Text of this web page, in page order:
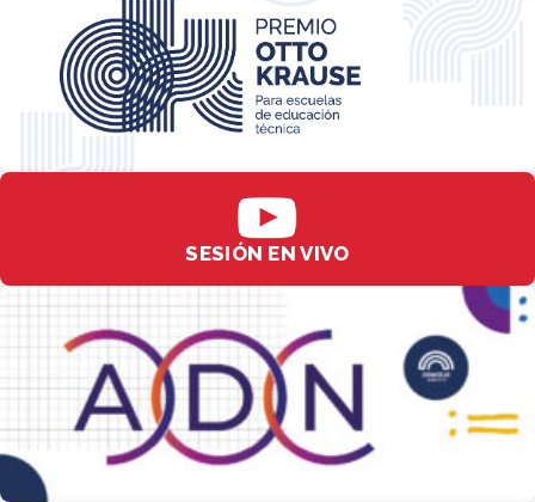
SESIÓN EN VIVO